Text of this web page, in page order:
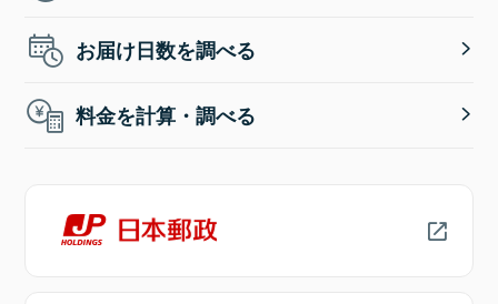
お届け日数を調べる
料金を計算・調べる